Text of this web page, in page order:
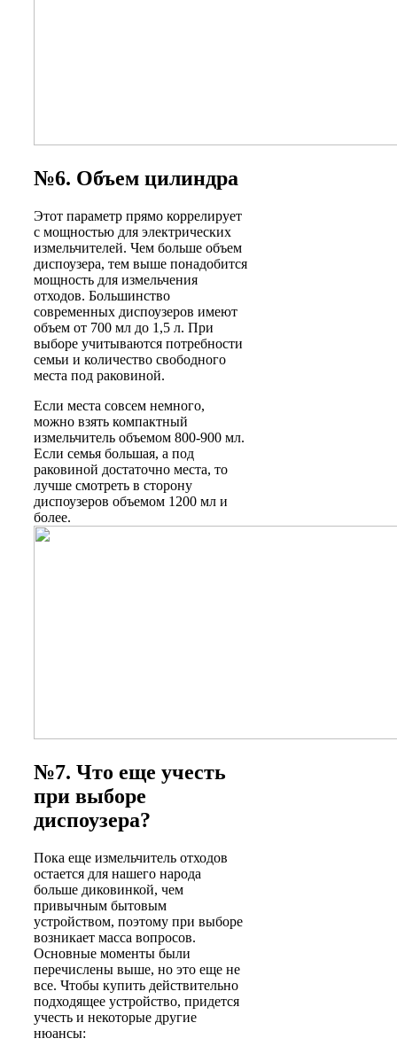
№6. Объем цилиндра
Этот параметр прямо коррелирует
с мощностью для электрических
измельчителей. Чем больше объем
диспоузера, тем выше понадобится
мощность для измельчения
отходов. Большинство
современных диспоузеров имеют
объем от 700 мл до 1,5 л. При
выборе учитываются потребности
семьи и количество свободного
места под раковиной.
Если места совсем немного,
можно взять компактный
измельчитель объемом 800-900 мл.
Если семья большая, а под
раковиной достаточно места, то
лучше смотреть в сторону
диспоузеров объемом 1200 мл и
более.
№7. Что еще учесть
при выборе
диспоузера?
Пока еще измельчитель отходов
остается для нашего народа
больше диковинкой, чем
привычным бытовым
устройством, поэтому при выборе
возникает масса вопросов.
Основные моменты были
перечислены выше, но это еще не
все. Чтобы купить действительно
подходящее устройство, придется
учесть и некоторые другие
нюансы: